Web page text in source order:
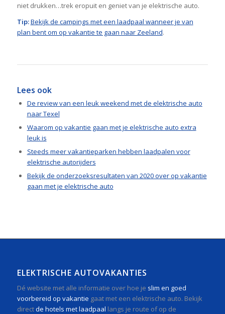
niet drukken…trek eropuit en geniet van je elektrische auto.
Tip:Bekijk de campings met een laadpaal wanneer je van
plan bent om op vakantie te gaan naar Zeeland.
Lees ook
De review van een leuk weekend met de elektrische auto
naar Texel
Waarom op vakantie gaan met je elektrische auto extra
leuk is
Steeds meer vakantieparken hebben laadpalen voor
elektrische autorijders
Bekijk de onderzoeksresultaten van 2020 over op vakantie
gaan met je elektrische auto
ELEKTRISCHE AUTOVAKANTIES
Dé website met alle informatie over hoe je slim en goed
voorbereid op vakantie gaat met een elektrische auto. Bekijk
directde hotels met laadpaal langs je route of op de